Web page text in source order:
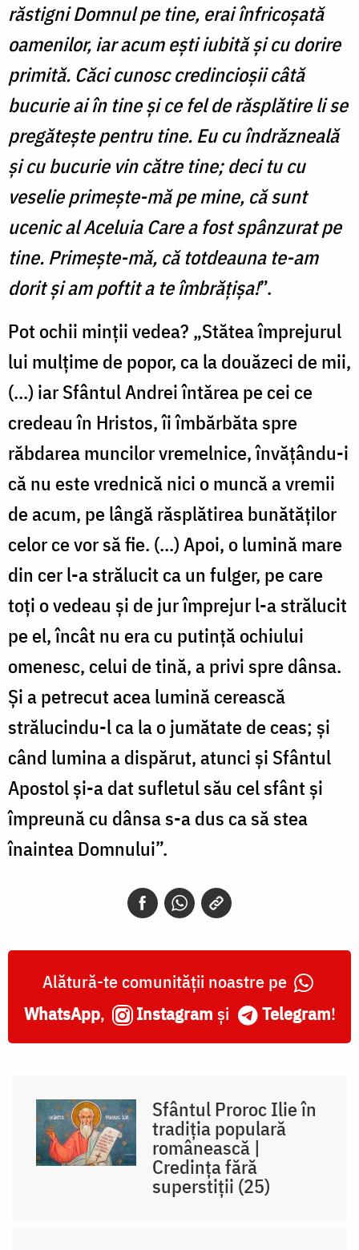
răstigni Domnul pe tine, erai înfricoșată
oamenilor, iar acum ești iubită și cu dorire
primită. Căci cunosc credincioșii câtă
bucurie ai în tine și ce fel de răsplătire li se
pregătește pentru tine. Eu cu îndrăzneală
și cu bucurie vin către tine; deci tu cu
veselie primește-mă pe mine, că sunt
ucenic al Aceluia Care a fost spânzurat pe
tine. Primește-mă, că totdeauna te-am
dorit și am poftit a te îmbrățișa!”.
Pot ochii minții vedea? „Stătea împrejurul
lui mulțime de popor, ca la douăzeci de mii,
(...) iar Sfântul Andrei întărea pe cei ce
credeau în Hristos, îi îmbărbăta spre
răbdarea muncilor vremelnice, învățându-i
că nu este vrednică nici o muncă a vremii
de acum, pe lângă răsplătirea bunătăților
celor ce vor să fie. (...) Apoi, o lumină mare
din cer l-a strălucit ca un fulger, pe care
toți o vedeau și de jur împrejur l-a strălucit
pe el, încât nu era cu putință ochiului
omenesc, celui de tină, a privi spre dânsa.
Și a petrecut acea lumină cerească
strălucindu-l ca la o jumătate de ceas; și
când lumina a dispărut, atunci și Sfântul
Apostol și-a dat sufletul său cel sfânt și
împreună cu dânsa s-a dus ca să stea
înaintea Domnului”.
Alătură-te comunității noastre pe
WhatsApp, Instagram și Telegram!
Sfântul Proroc Ilie în
tradiția populară
românească |
Credința fără
superstiții (25)